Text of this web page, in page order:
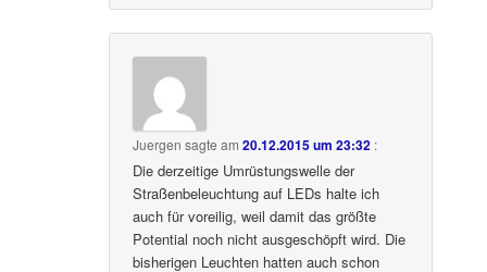
Juergen sagte am20.12.2015 um 23:32 :
Die derzeitige Umrüstungswelle der
Straßenbeleuchtung auf LEDs halte ich
auch für voreilig, weil damit das größte
Potential noch nicht ausgeschöpft wird. Die
bisherigen Leuchten hatten auch schon